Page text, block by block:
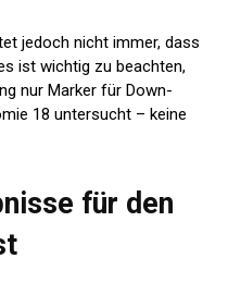
jedoch nicht immer, dass
ist wichtig zu beachten,
nur Marker für Down-
18 untersucht – keine
für den